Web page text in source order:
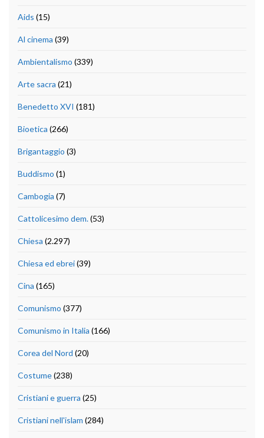
Aids (15)
Al cinema (39)
Ambientalismo (339)
Arte sacra (21)
Benedetto XVI (181)
Bioetica (266)
Brigantaggio (3)
Buddismo (1)
Cambogia (7)
Cattolicesimo dem.(53)
Chiesa (2.297)
Chiesa ed ebrei(39)
Cina (165)
Comunismo (377)
Comunismo in Italia (166)
Corea del Nord (20)
Costume(238)
Cristiani e guerra (25)
Cristiani nell'islam (284)